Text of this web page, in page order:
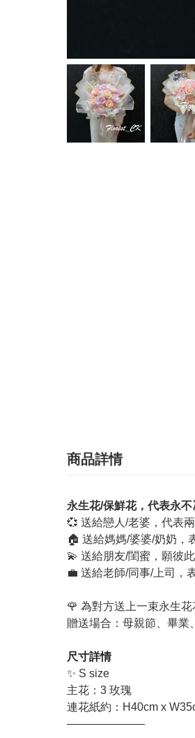
商品詳情
永生花/保鮮花，代表永不
💞 送給戀人/老婆，代表
🏠 送給媽媽/婆婆/奶奶，
💫 送給朋友/閨蜜，願彼
💼 送給老師/同事/上司，
🌹 為對方送上一束永生花
贈送場合：母親節、畢業
尺寸詳情
✨ S size
主花：3 玫瑰
連花紙約：H40cm x
———————